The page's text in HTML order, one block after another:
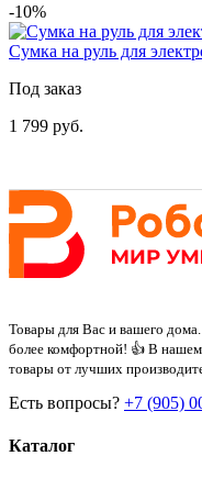
-10%
Сумка на руль для
Под заказ
1 799 руб.
Товары для Вас и вашего
более комфортной! 👍 В нашем
товары от лучших
Есть вопросы? +7 (905)
Каталог